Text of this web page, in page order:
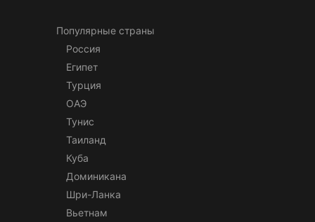
Популярные страны
Россия
Египет
Турция
ОАЭ
Тунис
Таиланд
Куба
Доминикана
Шри-Ланка
Вьетнам